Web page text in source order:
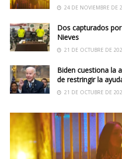
24 DE NOVIEMBRE DE
Dos capturados
Nieves
21 DE OCTUBRE DE
Biden cuestiona la
de restringir la
21 DE OCTUBRE DE